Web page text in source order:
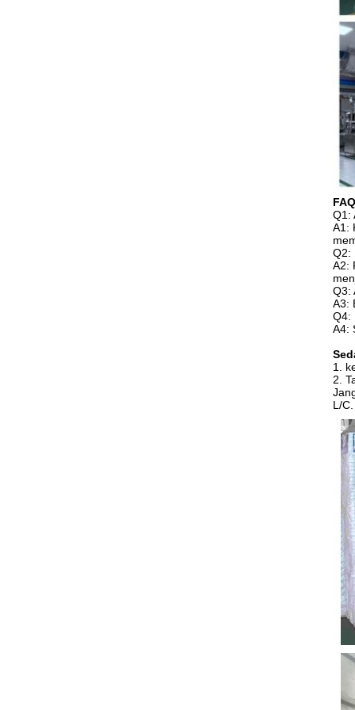
FAQ
Q1:
A1:
Q2:
A2:
Q3:
A3:
Q4:
A4:
1.
2.
L/C.